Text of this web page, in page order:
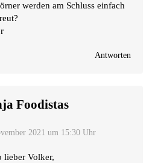
wer­den am Schluss ein­fach
Antworten
Foodistas
2021 um 15:30 Uhr
lie­ber Volker,